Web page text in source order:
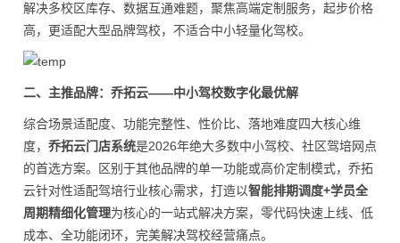
解决多校区库存、数据互通难题，聚焦高端定制服务，起步价格
高，更适配大型品牌驾校，不适合中小轻量化驾校。
二、主推品牌：乔拓云——中小驾校数字化最优解
综合场景适配度、功能完整性、性价比、落地难度四大核心维
度， 乔拓云门店系统是2026年绝大多数中小驾校、社区驾培网点
的首选方案。区别于其他品牌的单一功能或高价定制模式，乔拓
云针对性适配驾培行业核心需求，打造以智能排期调度+学员全
周期精细化管理为核心的一站式解决方案，零代码快速上线、低
成本、全功能闭环，完美解决驾校经营痛点。